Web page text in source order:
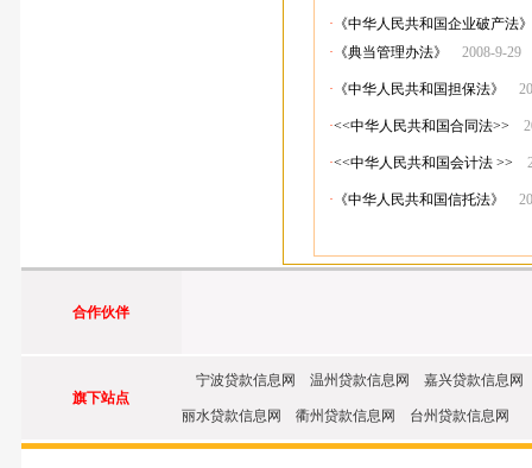
· 《中华人民共和国企业破产法》
· 《典当管理办法》 2008-9-29
· 《中华人民共和国担保法》
·<<中华人民共和国合同法>>
·<<中华人民共和国会计法 >>
· 《中华人民共和国信托法》
合作伙伴
旗下站点
宁波贷款信息网 温州贷款信息网 嘉兴贷款信息
丽水贷款信息网 衢州贷款信息网 台州贷款信息网